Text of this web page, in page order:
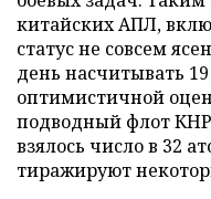
китайских АПЛ,
статус не совсем
день насчитывать
оптимистичной
подводный флот
взялось число в 32
тиражируют